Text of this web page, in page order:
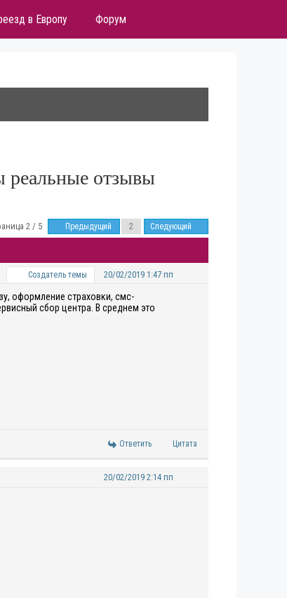
в Европу Форум
реальные отзывы
2 / 5 Предыдущий Следующий
Создатель темы 20/02/2019 1:47 пп
оформление страховки, смс-
сбор центра. В среднем это
Ответить Цитата
20/02/2019 2:14 пп